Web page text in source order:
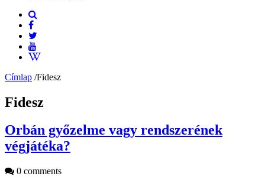
Címlap /Fidesz
Fidesz
Orbán győzelme vagy rendszerének
végjátéka?
0 comments